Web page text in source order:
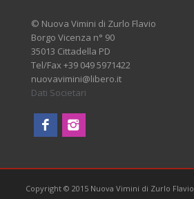
© Nuova Vimini di Zurlo Flavio
Borgo Vicenza n° 90
35013 Cittadella PD
Tel/Fax +39 049 5971422
nuovavimini@libero.it
Dati Societari
Copyright © 2015 Nuova Vimini di Zurlo Flavio